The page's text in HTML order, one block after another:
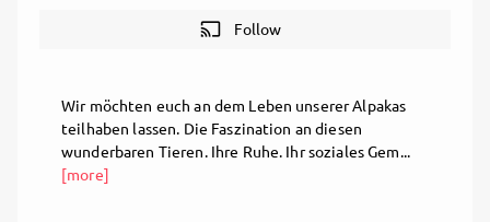
cast Follow
Wir möchten euch an dem Leben unserer Alpakas
teilhaben lassen. Die Faszination an diesen
wunderbaren Tieren. Ihre Ruhe. Ihr soziales Gem...
[more]